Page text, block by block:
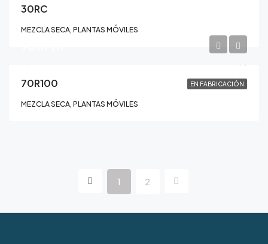
30RC
MEZCLA SECA, PLANTAS MÓVILES
EN FABRICACIÓN
70R100
MEZCLA SECA, PLANTAS MÓVILES
1 2